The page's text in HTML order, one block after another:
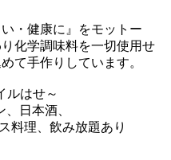
・健康に』をモットー
化学調味料を一切使用せ
て手作りしています。
ルはせ～
日本酒、
料理、飲み放題あり